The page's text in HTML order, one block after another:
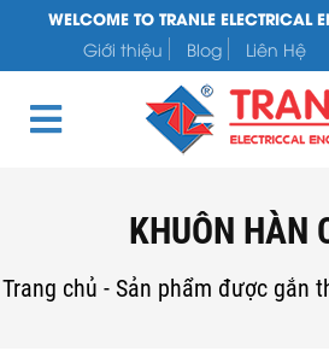
WELCOME TO TRANLE ELECTRICAL
Giới thiệu
Blog Liên Hệ
KHUÔN HÀN
Trang chủ - Sản phẩm được gắn